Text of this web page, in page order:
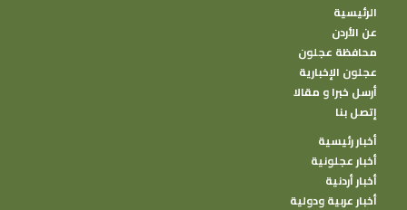
الرئيسية
عن الأردن
محافظة عجلون
عجلون الإخبارية
أرسل خبرا و مقالا
إتصل بنا
أخبار رئيسية
أخبار عجلونية
أخبار أردنية
أخبار عربية ودولية